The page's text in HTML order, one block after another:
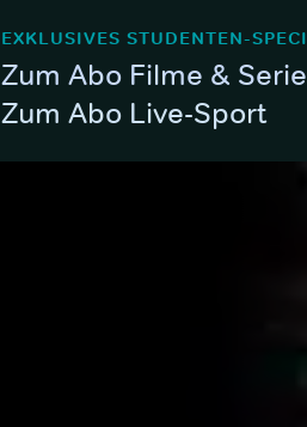
EXKLUSIVES STUDENTEN-
Zum Abo Filme &
Zum Abo Live-Sport